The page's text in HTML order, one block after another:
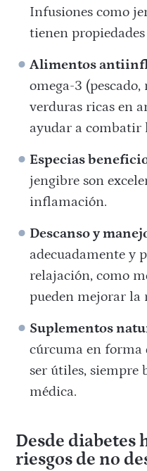
Infusiones como
tienen
Alimentos
omega-3 (pescado,
verduras ricas en
ayudar a
Especias
jengibre son
inflamación.
Descanso y
adecuadamente y
relajación, como
pueden mejorar la
Suplementos
cúrcuma en forma
ser útiles, siempre
médica.
Desde diabetes
riesgos de no